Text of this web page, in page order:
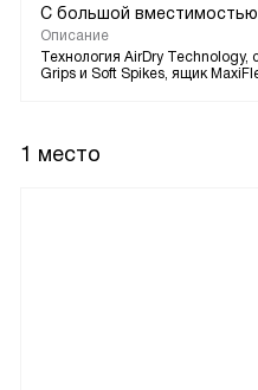
С большой вместимостью
Описание
Технология AirDry
Grips и Soft Spikes, ящик
1 место